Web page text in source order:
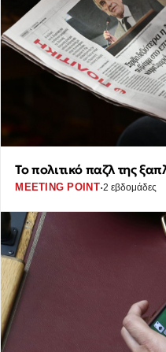
Το πολιτικό παζλ της
MEETING POINT·2 εβδομάδες